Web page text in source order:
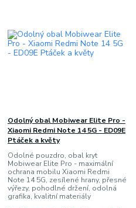
Odolný obal Mobiwear Elite Pro -
Xiaomi Redmi Note 14 5G - ED09E
Ptáček a květy
Odolné pouzdro, obal kryt
Mobiwear Elite Pro - maximální
ochrana mobilu Xiaomi Redmi
Note 14 5G, zesílené hrany, přesné
výřezy, pohodlné držení, odolná
grafika, kvalitní materiály